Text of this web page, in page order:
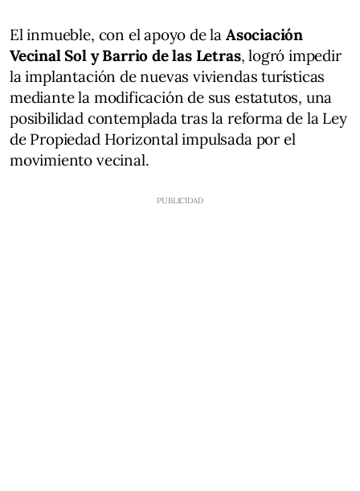
El inmueble, con el apoyo de la Asociación
Vecinal Sol y Barrio de las Letras, logró impedir
la implantación de nuevas viviendas turísticas
mediante la modificación de sus estatutos, una
posibilidad contemplada tras la reforma de la Ley
de Propiedad Horizontal impulsada por el
movimiento vecinal.